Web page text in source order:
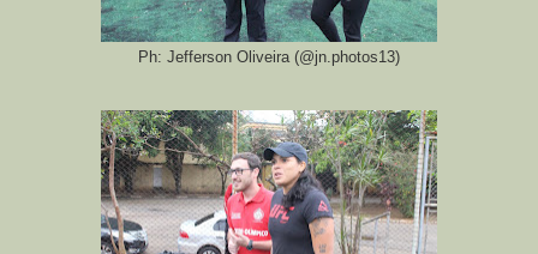
Ph: Jefferson Oliveira (@jn.photos13)